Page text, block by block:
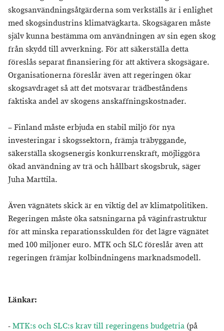
skogsanvändningsåtgärderna som verkställs är i enlighet
med skogsindustrins klimatvägkarta. Skogsägaren måste
själv kunna bestämma om användningen av sin egen skog
från skydd till avverkning. För att säkerställa detta
föreslås separat finansiering för att aktivera skogsägare.
Organisationerna föreslår även att regeringen ökar
skogsavdraget så att det motsvarar trädbeståndens
faktiska andel av skogens anskaffningskostnader.
– Finland måste erbjuda en stabil miljö för nya
investeringar i skogssektorn, främja träbyggande,
säkerställa skogsenergis konkurrenskraft, möjliggöra
ökad användning av trä och hållbart skogsbruk, säger
Juha Marttila.
Även vägnätets skick är en viktig del av klimatpolitiken.
Regeringen måste öka satsningarna på väginfrastruktur
för att minska reparationsskulden för det lägre vägnätet
med 100 miljoner euro. MTK och SLC föreslår även att
regeringen främjar kolbindningens marknadsmodell.
Länkar:
-MTK:s och SLC:s krav till regeringens budgetria (på